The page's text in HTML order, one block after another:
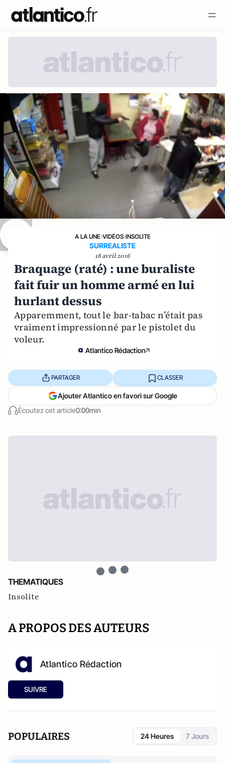
A LA UNE›VIDÉOS›INSOLITE
SURREALISTE
18 avril 2016
Braquage (raté) : une buraliste
fait fuir un homme armé en lui
hurlant dessus
Apparemment, tout le bar-tabac n’était pas
vraiment impressionné par le pistolet du
voleur.
Atlantico Rédaction
Écoutez cet article0:00min
PARTAGER CLASSER
Ajouter Atlantico en favori sur Google
THEMATIQUES
Insolite
A PROPOS DES AUTEURS
Atlantico Rédaction
SUIVRE
POPULAIRES 24 Heures 7 Jours